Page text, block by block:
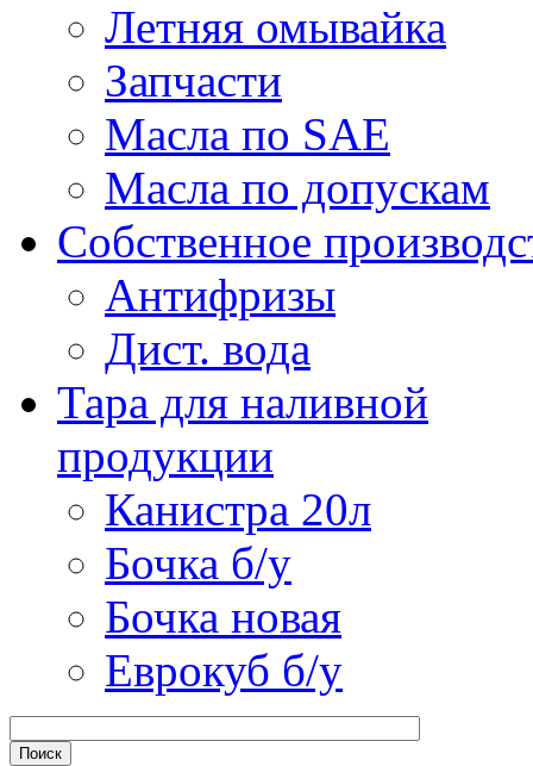
Летняя омывайка
Запчасти
Масла по SAE
Масла по допускам
Собственное
Антифризы
Дист. вода
Тара для наливной
продукции
Канистра 20л
Бочка б/у
Бочка новая
Еврокуб б/у